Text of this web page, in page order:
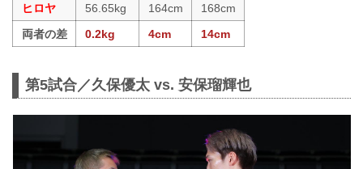
ヒロヤ
56.65kg 164cm
168cm
両者の差
0.2kg 4cm 14cm
第5試合／久保優太 vs. 安保瑠輝也